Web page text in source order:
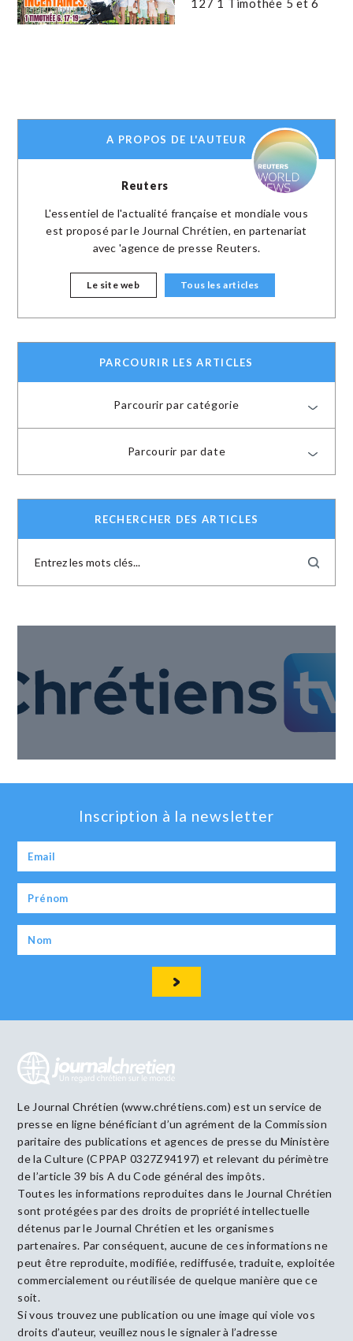
A PROPOS DE L'AUTEUR
Reuters
L'essentiel de l'actualité française et mondiale vous
est proposé par le Journal Chrétien, en partenariat
avec 'agence de presse Reuters.
Le site web Tous les articles
PARCOURIR LES ARTICLES
Parcourir par catégorie
Parcourir par date
RECHERCHER DES ARTICLES
Inscription à la newsletter
Le Journal Chrétien (www.chrétiens.com) est un service de
presse en ligne bénéficiant d’un agrément de la Commission
paritaire des publications et agences de presse du Ministère
de la Culture (CPPAP 0327Z94197) et relevant du périmètre
de l’article 39 bis A du Code général des impôts.
Toutes les informations reproduites dans le Journal Chrétien
sont protégées par des droits de propriété intellectuelle
détenus par le Journal Chrétien et les organismes
partenaires. Par conséquent, aucune de ces informations ne
peut être reproduite, modifiée, rediffusée, traduite, exploitée
commercialement ou réutilisée de quelque manière que ce
soit.
Si vous trouvez une publication ou une image qui viole vos
droits d’auteur, veuillez nous le signaler à l’adresse